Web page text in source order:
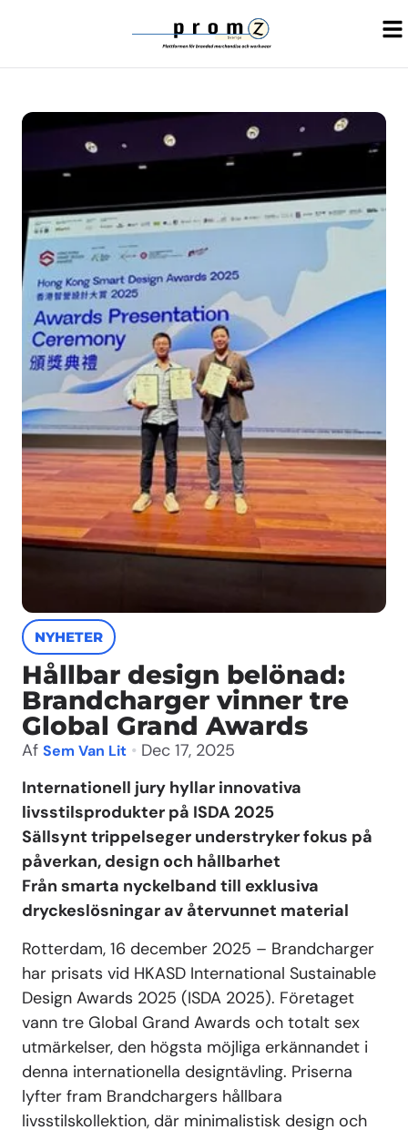
NYHETER
Hållbar design belönad:
Brandcharger vinner tre
Global Grand Awards
Af Sem Van Lit • Dec 17, 2025
Internationell jury hyllar innovativa
livsstilsprodukter på ISDA 2025
Sällsynt trippelseger understryker fokus på
påverkan, design och hållbarhet
Från smarta nyckelband till exklusiva
dryckeslösningar av återvunnet material
Rotterdam, 16 december 2025 – Brandcharger
har prisats vid HKASD International Sustainable
Design Awards 2025 (ISDA 2025). Företaget
vann tre Global Grand Awards och totalt sex
utmärkelser, den högsta möjliga erkännandet i
denna internationella designtävling. Priserna
lyfter fram Brandchargers hållbara
livsstilskollektion, där minimalistisk design och